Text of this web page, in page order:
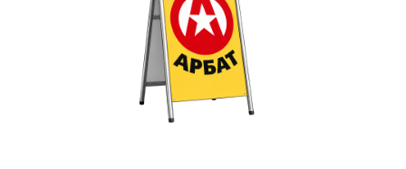
стритлайны цена, прайс, цена, стоимость, прайс-лист, заказать,
дёшево, работаем по всей Архангельской области, доставка по
Архангельской области, доставка в Нарьян-Мар, доставка в НАО,
доставка в Ненецкий автономный округ, Архангельск, Северодвинск,
Новодвинск, Котлас, Коряжма, Вельск, Няндома, Мирный, Онега,
Каргополь, Шенкурск, Мезень, Плесецк, Архангельская область, Нарьян-
Мар, НАО, Вычегодский, Кулой, Октябрьский, Североонежск, Березник,
Коноша, Двинской Березник, Савинский